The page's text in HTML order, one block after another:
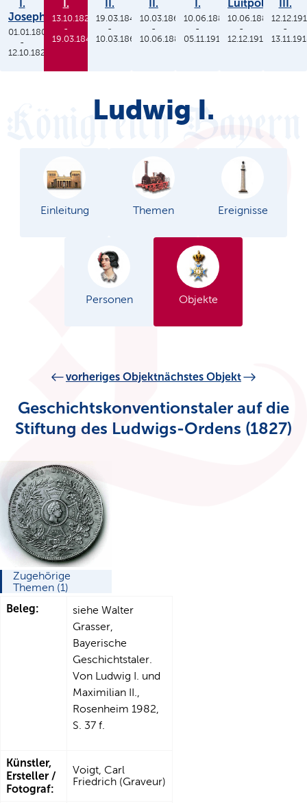
I.
Joseph
01.01.1806
-
12.10.1825
I.
13.10.1825
-
19.03.1848
II.
19.03.1848
-
10.03.1864
II.
10.03.1864
-
10.06.1886
I.
10.06.1886
-
05.11.1913
Luitpold
10.06.1886
-
12.12.1912
III.
-
Ludwig I.
Einleitung Themen Ereignisse
Personen Objekte
vorheriges Objektnächstes Objekt
Geschichtskonventionstaler auf die
Stiftung des Ludwigs-Ordens (1827)
Zugehörige
Themen (1)
Beleg:
siehe Walter
Grasser,
Bayerische
Geschichtstaler.
Von Ludwig I. und
Maximilian II.,
Rosenheim 1982,
S. 37 f.
Künstler,
Ersteller /
Fotograf:
Voigt, Carl
Friedrich (Graveur)